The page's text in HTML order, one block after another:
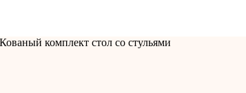
Кованый комплект стол со стульями